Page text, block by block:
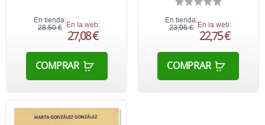
En tienda:
28,50 € En la web:
27,08 €
COMPRAR
En tienda:
23,95 €
En la web:
22,75 €
COMPRAR